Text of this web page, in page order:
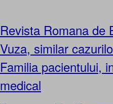
Revista Romana de
Vuza, similar
Familia pacientului,
medical